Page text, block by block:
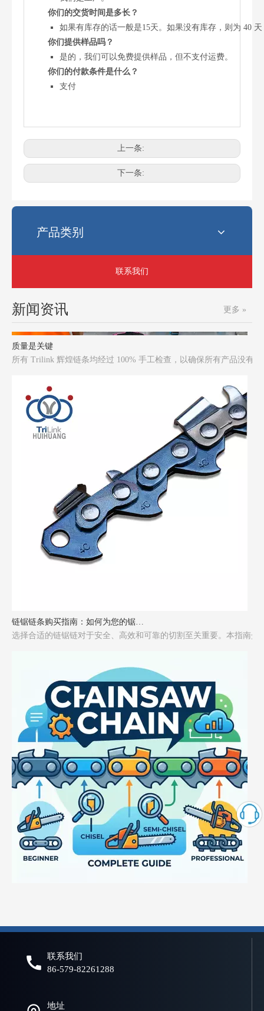
你们的交货时间是多长？
如果有库存的话一般是15天。如果没有库存，则为 40
你们提供样品吗？
是的，我们可以免费提供样品，但不支付运费。
你们的付款条件是什么？
支付
上一条:
下一条:
产品类别
联系我们
新闻资讯 更多 »
电锯最常见的链条尺寸是多少？
选择正确的链锯链条尺寸可能会令人困惑。使用错误的链条会影响
质量是关键
所有 Trilink 辉煌链条均经过 100% 手工检查，以确保所有产品没有
选择合适的链锯链对于安全、高效和可靠的切割至关重要。本指南
联系我们
86-579-82261288
地址